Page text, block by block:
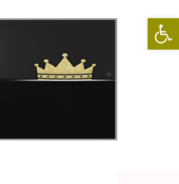
פתח סרגל נגישות